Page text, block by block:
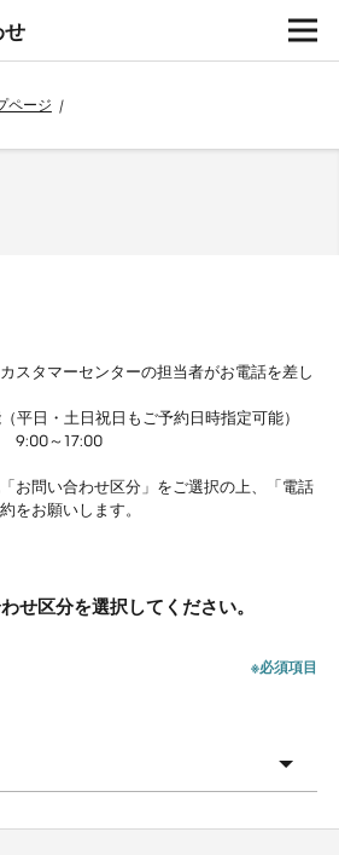
せ
ページ /
スタマーセンターの担当者がお電話を差し
平日・土日祝日もご予約日時指定可能）
9:00～17:00
お問い合わせ区分」をご選択の上、「電話
をお願いします。
せ区分を選択してください。
※必須項目